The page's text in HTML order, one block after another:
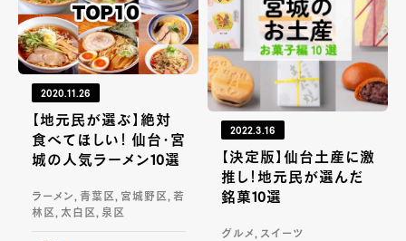
2020.11.26
【地元民が選ぶ】絶対
食べてほしい！ 仙台・宮
城の人気ラーメン10選
ラーメン, 青葉区, 宮城野区, 若
林区, 太白区, 泉区
2022.3.16
【決定版】仙台土産に激
推し！地元民が選んだ
銘菓10選
グルメ, スイーツ